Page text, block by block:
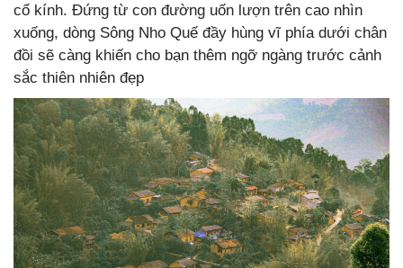
cổ kính. Đứng từ con đường uốn lượn trên cao nhìn
xuống, dòng Sông Nho Quế đầy hùng vĩ phía dưới chân
đồi sẽ càng khiến cho bạn thêm ngỡ ngàng trước cảnh
sắc thiên nhiên đẹp